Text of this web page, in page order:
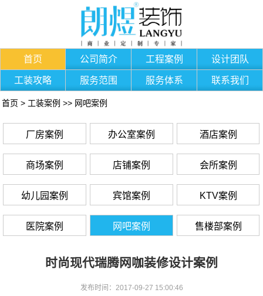
首页 公司简介 工程案例 设计团队
工装攻略 服务范围 服务体系 联系我们
首页 > 工装案例 >> 网吧案例
厂房案例 办公室案例 酒店案例
商场案例 店铺案例 会所案例
幼儿园案例 宾馆案例 KTV案例
医院案例 网吧案例 售楼部案例
时尚现代瑞腾网咖装修设计案例
发布时间：2017-09-27 15:00:46